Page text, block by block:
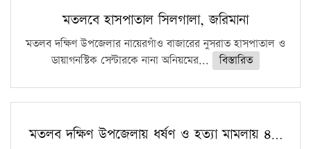
মতলবে হাসপাতাল সিলগালা, জরিমানা
মতলব দক্ষিণ উপজেলার নায়েরগাঁও বাজারের নুসরাত হাসপাতাল ও
ডায়াগনস্টিক সেন্টারকে নানা অনিয়মের...
বিস্তারিত
মতলব দক্ষিণ উপজেলায় ধর্ষণ ও হত্যা মামলায় ৪…